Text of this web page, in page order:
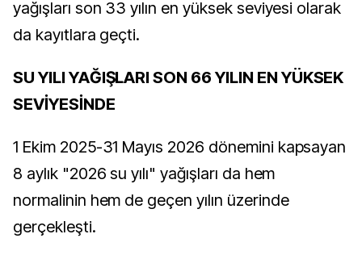
yağışları son 33 yılın en yüksek seviyesi olarak
da kayıtlara geçti.
SU YILI YAĞIŞLARI SON 66 YILIN EN YÜKSEK
SEVİYESİNDE
1 Ekim 2025-31 Mayıs 2026 dönemini kapsayan
8 aylık "2026 su yılı" yağışları da hem
normalinin hem de geçen yılın üzerinde
gerçekleşti.